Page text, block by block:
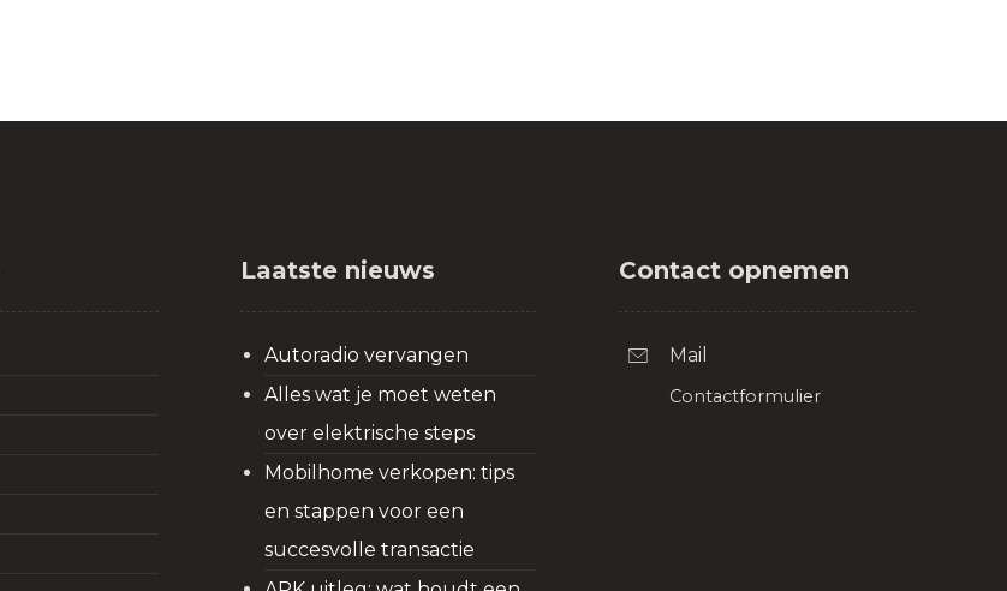
Laatste nieuws
Autoradio vervangen
Alles wat je moet weten
over elektrische steps
Mobilhome verkopen: tips
en stappen voor een
succesvolle transactie
Contact opnemen
Mail
Contactformulier